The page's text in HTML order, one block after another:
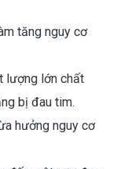
tăng nguy cơ
lượng lớn chất
bị đau tim.
hưởng nguy cơ